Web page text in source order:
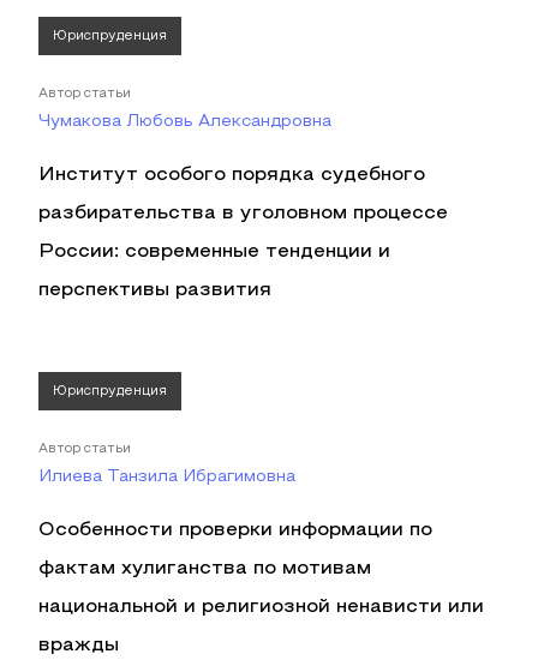
Юриспруденция
Автор статьи
Чумакова Любовь Александровна
Институт особого порядка судебного
разбирательства в уголовном процессе
России: современные тенденции и
перспективы развития
Юриспруденция
Автор статьи
Илиева Танзила Ибрагимовна
Особенности проверки информации по
фактам хулиганства по мотивам
национальной и религиозной ненависти или
вражды